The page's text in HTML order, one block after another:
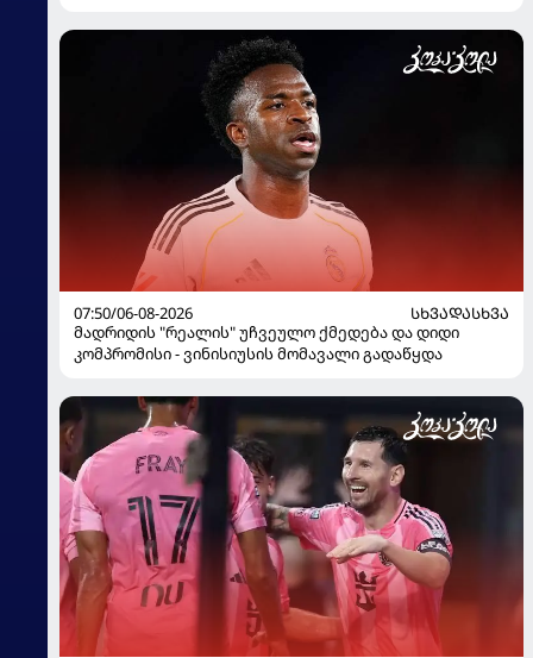
07:50/06-08-2026
ᲡᲮᲕᲐᲓᲐᲡᲮᲕᲐ
მადრიდის "რეალის" უჩვეულო ქმედება და დიდი
კომპრომისი - ვინისიუსის მომავალი გადაწყდა